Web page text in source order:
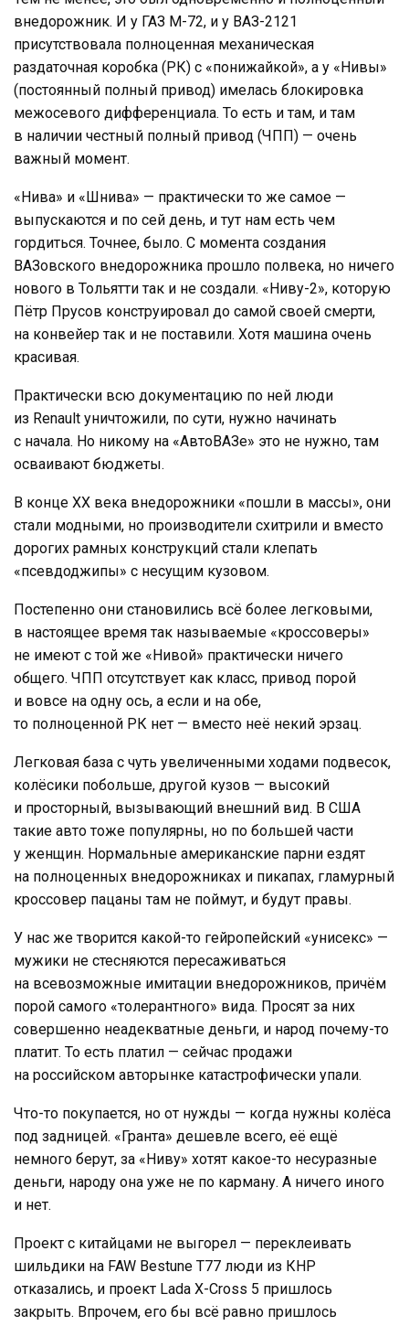
внедорожник. И у ГАЗ М-72, и у ВАЗ-2121
присутствовала полноценная механическая
раздаточная коробка (РК) с «понижайкой», а у «Нивы»
(постоянный полный привод) имелась блокировка
межосевого дифференциала. То есть и там, и там
в наличии честный полный привод (ЧПП) — очень
важный момент.
«Нива» и «Шнива» — практически то же самое —
выпускаются и по сей день, и тут нам есть чем
гордиться. Точнее, было. С момента создания
ВАЗовского внедорожника прошло полвека, но ничего
нового в Тольятти так и не создали. «Ниву-2», которую
Пётр Прусов конструировал до самой своей смерти,
на конвейер так и не поставили. Хотя машина очень
красивая.
Практически всю документацию по ней люди
из Renault уничтожили, по сути, нужно начинать
с начала. Но никому на «АвтоВАЗе» это не нужно, там
осваивают бюджеты.
В конце ХХ века внедорожники «пошли в массы», они
стали модными, но производители схитрили и вместо
дорогих рамных конструкций стали клепать
«псевдоджипы» с несущим кузовом.
Постепенно они становились всё более легковыми,
в настоящее время так называемые «кроссоверы»
не имеют с той же «Нивой» практически ничего
общего. ЧПП отсутствует как класс, привод порой
и вовсе на одну ось, а если и на обе,
то полноценной РК нет — вместо неё некий эрзац.
Легковая база с чуть увеличенными ходами подвесок,
колёсики побольше, другой кузов — высокий
и просторный, вызывающий внешний вид. В США
такие авто тоже популярны, но по большей части
у женщин. Нормальные американские парни ездят
на полноценных внедорожниках и пикапах, гламурный
кроссовер пацаны там не поймут, и будут правы.
У нас же творится какой-то гейропейский «унисекс» —
мужики не стесняются пересаживаться
на всевозможные имитации внедорожников, причём
порой самого «толерантного» вида. Просят за них
совершенно неадекватные деньги, и народ почему-то
платит. То есть платил — сейчас продажи
на российском авторынке катастрофически упали.
Что-то покупается, но от нужды — когда нужны колёса
под задницей. «Гранта» дешевле всего, её ещё
немного берут, за «Ниву» хотят какое-то несуразные
деньги, народу она уже не по карману. А ничего иного
и нет.
Проект с китайцами не выгорел — переклеивать
шильдики на FAW Bestune T77 люди из КНР
отказались, и проект Lada X-Cross 5 пришлось
закрыть. Впрочем, его бы всё равно пришлось